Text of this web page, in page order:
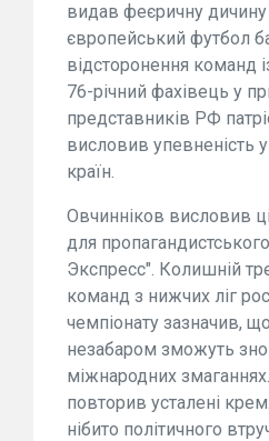
видав феєричну
європейський футбол
відсторонення команд
76-річний фахівець у
представників РФ
висловив упевненість
країн.
Овчинніков висловив
для
Экспресс". Колишній
команд з нижчих ліг
чемпіонату зазначив,
незабаром зможуть
міжнародних
повторив усталені
нібито політичного